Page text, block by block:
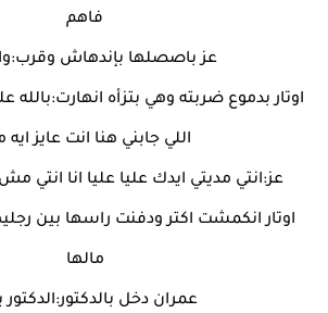
فاهم
عز باصصلها بإندهاش
اوتار بدموع ضربته وهي بتزأه انهارت:بالله
اللي جابني هنا انت عايز ايه
عز:انتي مديتي ايدك عليا عليا انا انتي
اوتار انكمشت اكتر ودفنت راسها بين
مالها
عمران دخل بالدكتور:الدكتور